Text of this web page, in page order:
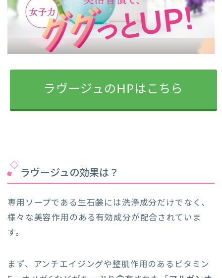
ラヴージュのHPはこちら
ラヴージュの効果は？
専用ソープである生石鹸には洗浄成分だけでなく、
様々な美容作用のある有効成分が配合されていま
す。
まず、アンチエイジングや整肌作用のあるビタミン